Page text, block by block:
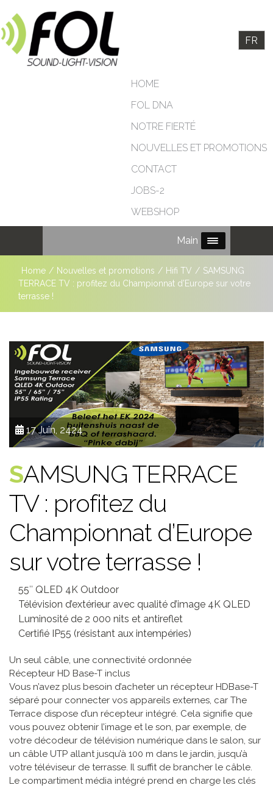
FR
HOME
FOL DNA
NOTRE FIERTÉ
NOUVELLES ET PROMOTIONS
CONTACT
JOBS-2
WEBSHOP
Main Menu
Home / Nouvelles et promotions / Hifi TV / SAMSUNG
TERRACE TV : profitez du Championnat d’Europe sur votre
terrasse !
17 Juin, 2424
SAMSUNG TERRACE
TV : profitez du
Championnat d’Europe
sur votre terrasse !
55″ QLED 4K Outdoor
Télévision d’extérieur avec qualité d’image 4K QLED
Luminosité de 2 000 nits et antireflet
Certifié IP55 (résistant aux intempéries)
Un seul câble, une connectivité ordonnée
Récepteur HD Base-T inclus
Vous n’avez plus besoin d’acheter un récepteur HDBase-T
séparé pour connecter vos appareils externes, car The
Terrace dispose d’un récepteur intégré. Cela signifie que
vous pouvez obtenir l’image et le son, par exemple, de
votre décodeur de télévision numérique dans le salon, sur
un câble UTP allant jusqu’à 100 m dans le jardin, jusqu’à
votre téléviseur de terrasse. Il suffit de brancher le câble.
Le compartiment média intégré prend en charge les clés